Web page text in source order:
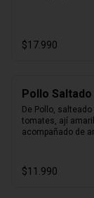
$17.990
Pollo
De Pollo,
tomates, ají
acompañado de
$11.990